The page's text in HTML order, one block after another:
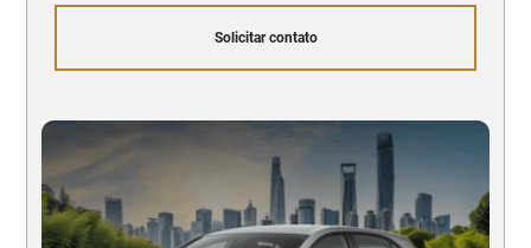
Solicitar contato